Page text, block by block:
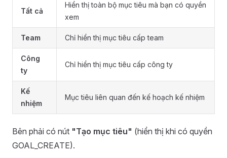
Tất cả
Hiển thị toàn bộ mục tiêu mà bạn có quyền
xem
Team Chỉ hiển thị mục tiêu cấp team
Công
ty
Chỉ hiển thị mục tiêu cấp công ty
Kế
nhiệm
Mục tiêu liên quan đến kế hoạch kế nhiệm
Bên phải có nút "Tạo mục tiêu" (hiển thị khi có quyền
GOAL_CREATE).